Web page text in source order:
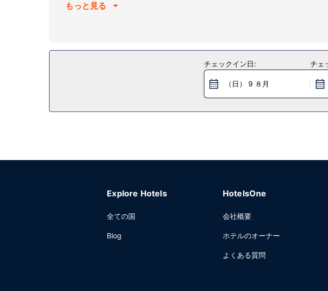
いただけます。バスルームには、浴槽またはシャワー、バスアメニティ (無料)
便利なゲストハウスのルームサービス (営業時間限定)をご利用いただけます。2
ンタル ブレックファストを毎日 5:00 ～ 正午 までお召し上がりいただけます (有
もっと見る
チェックイン日:
（日） 9 ８月
チェ
Explore Hotels
全ての国
Blog
HotelsOne
会社概要
ホテルのオーナー
よくある質問